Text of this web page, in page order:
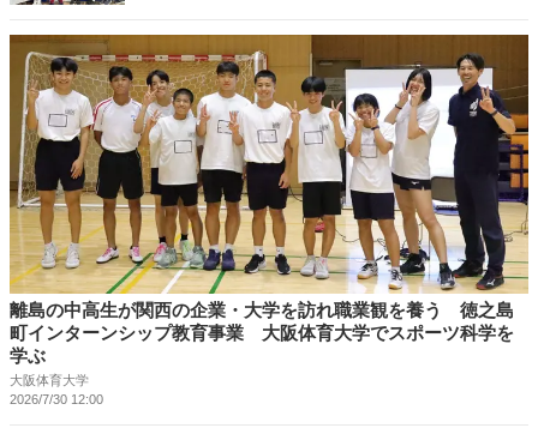
離島の中高生が関西の企業・大学を訪れ職業観を養う 徳之島
町インターンシップ教育事業 大阪体育大学でスポーツ科学を
学ぶ
大阪体育大学
2026/7/30 12:00